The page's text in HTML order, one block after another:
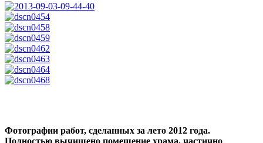
Фотографии работ, сделанных за лето 2012 года.
Полностью вычищено помещение храма, частично